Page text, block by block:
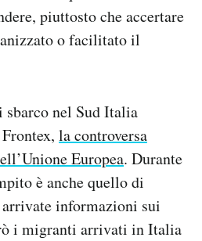
piuttosto che accertare
o facilitato il
nel Sud Italia
la controversa
Europea. Durante
è anche quello di
informazioni sui
i migranti arrivati in Italia